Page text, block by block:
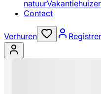
natuur
Contact
Verhuren